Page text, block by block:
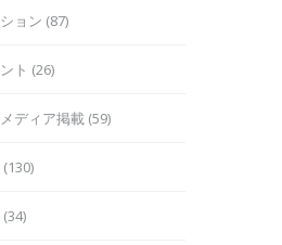
ョン (87)
ト (26)
ディア掲載 (59)
(130)
(34)